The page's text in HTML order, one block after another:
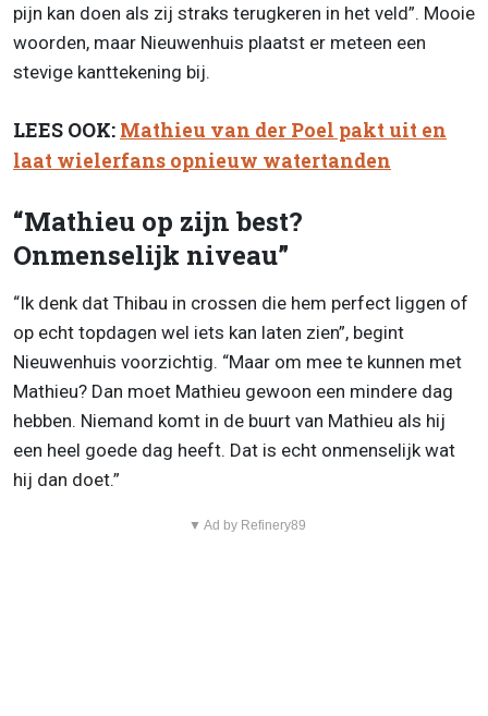
pijn kan doen als zij straks terugkeren in het veld”. Mooie
woorden, maar Nieuwenhuis plaatst er meteen een
stevige kanttekening bij.
LEES OOK: Mathieu van der Poel pakt uit en
laat wielerfans opnieuw watertanden
“Mathieu op zijn best?
Onmenselijk niveau”
“Ik denk dat Thibau in crossen die hem perfect liggen of
op echt topdagen wel iets kan laten zien”, begint
Nieuwenhuis voorzichtig. “Maar om mee te kunnen met
Mathieu? Dan moet Mathieu gewoon een mindere dag
hebben. Niemand komt in de buurt van Mathieu als hij
een heel goede dag heeft. Dat is echt onmenselijk wat
hij dan doet.”
▼ Ad by Refinery89